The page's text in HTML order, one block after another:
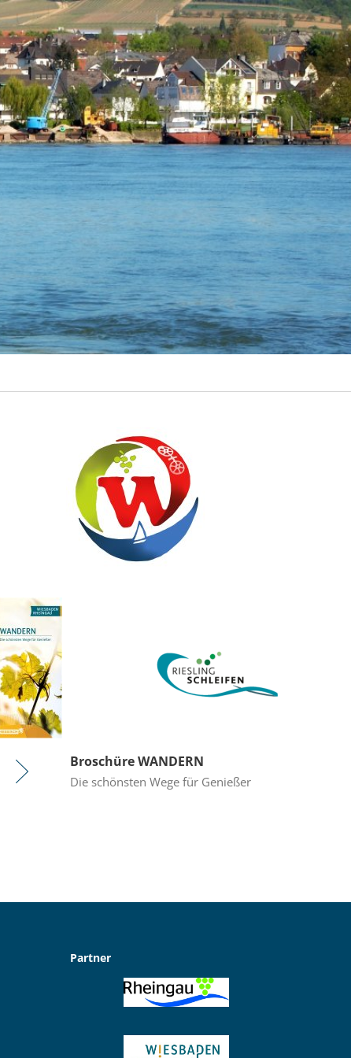
Datenschutz Barrierefreiheit
WIRTSCHAFTSFÖRDERUNG
Broschüre WANDERN
Die schönsten Wege für Genießer
Partner